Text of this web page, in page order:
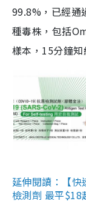
99.8%，已經通
種毒株，包括
樣本，15分鐘知
延伸閱讀：【
檢測劑 最平